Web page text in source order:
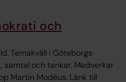
och
Temakväll i Göteborgs
samtal och tankar. Medverkar
Martin Modéus. Länk till